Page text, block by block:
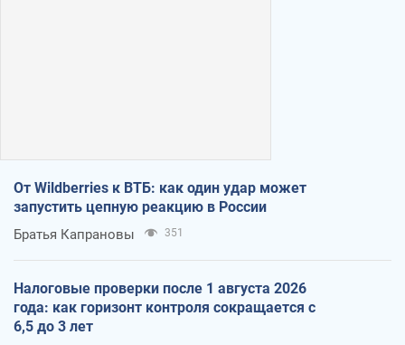
От Wildberries к ВТБ: как один удар может
запустить цепную реакцию в России
Братья Капрановы 351
Налоговые проверки после 1 августа 2026
года: как горизонт контроля сокращается с
6,5 до 3 лет